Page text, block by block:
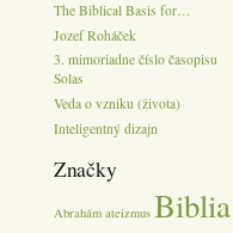
The Biblical Basis for…
Jozef Roháček
3. mimoriadne číslo časopisu
Solas
Veda o vzniku (života)
Inteligentný dizajn
Značky
Abrahám ateizmus Biblia